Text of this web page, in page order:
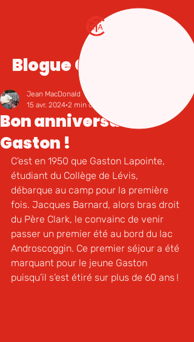
Blogue CKTA
Bon anniversaire
Gaston !
Jean MacDonald
15 avr. 2024 2 min de lecture
C’est en 1950 que Gaston Lapointe,
étudiant du Collège de Lévis,
débarque au camp pour la première
fois. Jacques Barnard, alors bras droit
du Père Clark, le convainc de venir
passer un premier été au bord du lac
Androscoggin. Ce premier séjour a été
marquant pour le jeune Gaston
puisqu’il s’est étiré sur plus de 60 ans !